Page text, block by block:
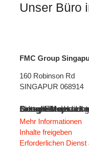
Unser Büro
FMC Group
160 Robinson Rd
SINGAPUR 068914
Sie sehen derzeit
Google Maps
. Um auf den eigentlichen Inhalt zuzugreifen, klicken Sie auf die Schaltfläche
Mehr Informationen
Inhalte freigeben
Erforderlichen